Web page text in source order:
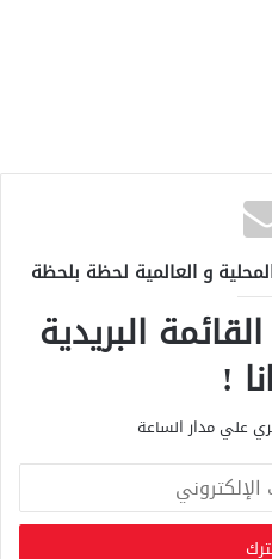
و العالمية لحظة بلحظة
البريدية
!